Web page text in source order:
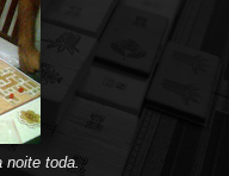
noite toda